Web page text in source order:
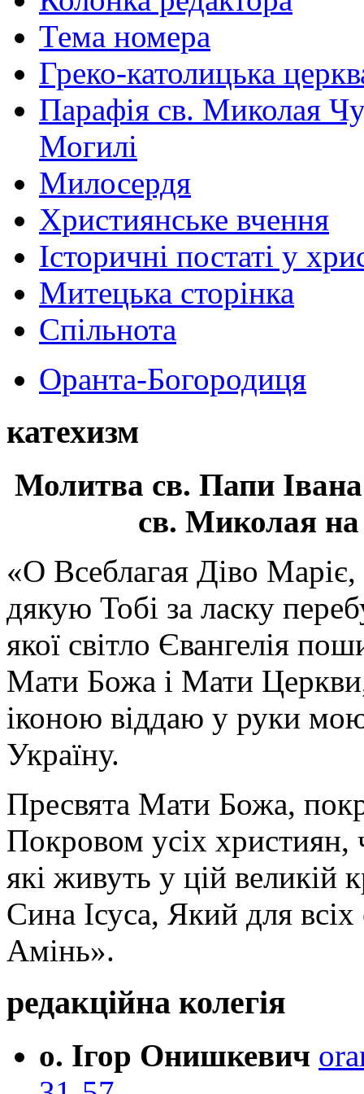
Тема номера
Греко-католицька
Парафія св. Миколая
Могилі
Милосердя
Християнське вчення
Історичні постаті у
Митецька сторінка
Спільнота
Оранта-Богородиця
катехизм
Молитва св. Папи
св. Миколая на
«О Всеблагая Діво
дякую Тобі за ласку
якої світло Євангелія
Мати Божа і Мати
іконою віддаю у руки
Україну.
Пресвята Мати Божа,
Покровом усіх християн,
які живуть у цій великій
Сина Ісуса, Який для
Амінь».
редакційна колегія
о. Ігор Онишкевич